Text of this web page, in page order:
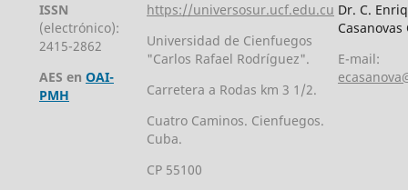
ISSN
(electrónico):
2415-2862
AES en OAI-
PMH
https://universosur.ucf.edu.cu
Universidad de Cienfuegos
"Carlos Rafael Rodríguez".
Carretera a Rodas km 3 1/2.
Cuatro Caminos. Cienfuegos.
Cuba.
CP 55100
Dr. C.
Casanovas
E-mail: